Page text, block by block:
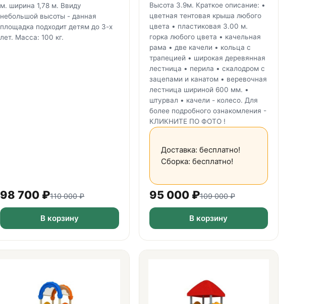
м. ширина 1,78 м. Ввиду
небольшой высоты - данная
площадка подходит детям до 3-х
лет. Масса: 100 кг.
98 700 ₽110 000₽
В корзину
Высота 3.9м. Краткое описание: •
цветная тентовая крыша любого
цвета • пластиковая 3.00 м.
горка любого цвета • качельная
рама • две качели • кольца с
трапецией • широкая деревянная
лестница • перила • скалодром с
зацепами и канатом • веревочная
лестница шириной 600 мм. •
штурвал • качели - колесо. Для
более подробного ознакомления -
КЛИКНИТЕ ПО ФОТО !
Доставка: бесплатно!
Сборка: бесплатно!
95 000₽109 000₽
В корзину